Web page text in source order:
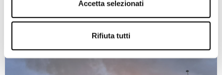
Accetta selezionati
Rifiuta tutti
AGGUATO A TERZIGNO: DUE FERITI
Leggi l'articolo